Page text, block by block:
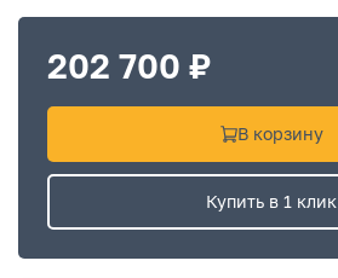
202 700 ₽
В корзину
Купить в 1 клик